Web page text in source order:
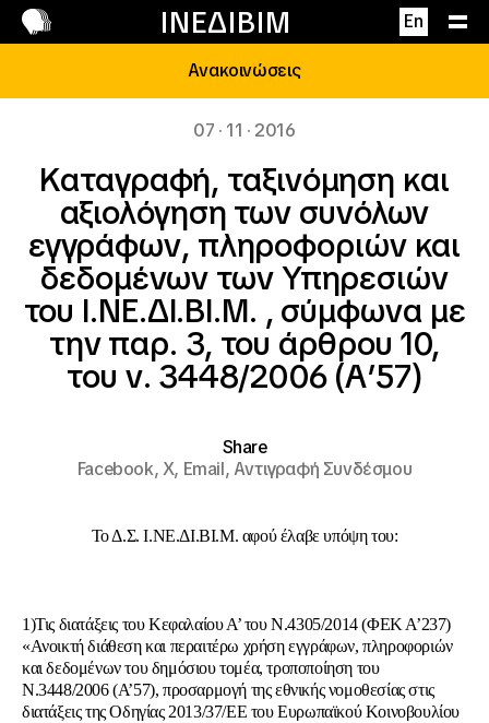
ΙΝΕΔΙΒΙΜ En
Επικοινωνία
Ανακοινώσεις
07 · 11 · 2016
Καταγραφή, ταξινόμηση και
αξιολόγηση των συνόλων
εγγράφων, πληροφοριών και
δεδομένων των Υπηρεσιών
του Ι.ΝΕ.ΔΙ.ΒΙ.Μ. , σύμφωνα με
την παρ. 3, του άρθρου 10,
του ν. 3448/2006 (Α’57)
Share
Facebook,X, Email,Αντιγραφή Συνδέσμου
Το Δ.Σ. Ι.ΝΕ.ΔΙ.ΒΙ.Μ. αφού έλαβε υπόψη του:
1)Τις διατάξεις του Κεφαλαίου Α’ του Ν.4305/2014 (ΦΕΚ Α’237)
«Ανοικτή διάθεση και περαιτέρω χρήση εγγράφων, πληροφοριών
και δεδομένων του δημόσιου τομέα, τροποποίηση του
Ν.3448/2006 (Α’57), προσαρμογή της εθνικής νομοθεσίας στις
διατάξεις της Οδηγίας 2013/37/ΕΕ του Ευρωπαϊκού Κοινοβουλίου